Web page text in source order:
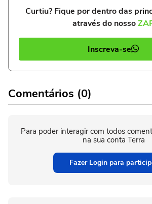
Curtiu? Fique por dentro das
através do nosso
Inscreva-se
Comentários (0)
Para poder interagir com todos
na sua conta Terra
Fazer Login para